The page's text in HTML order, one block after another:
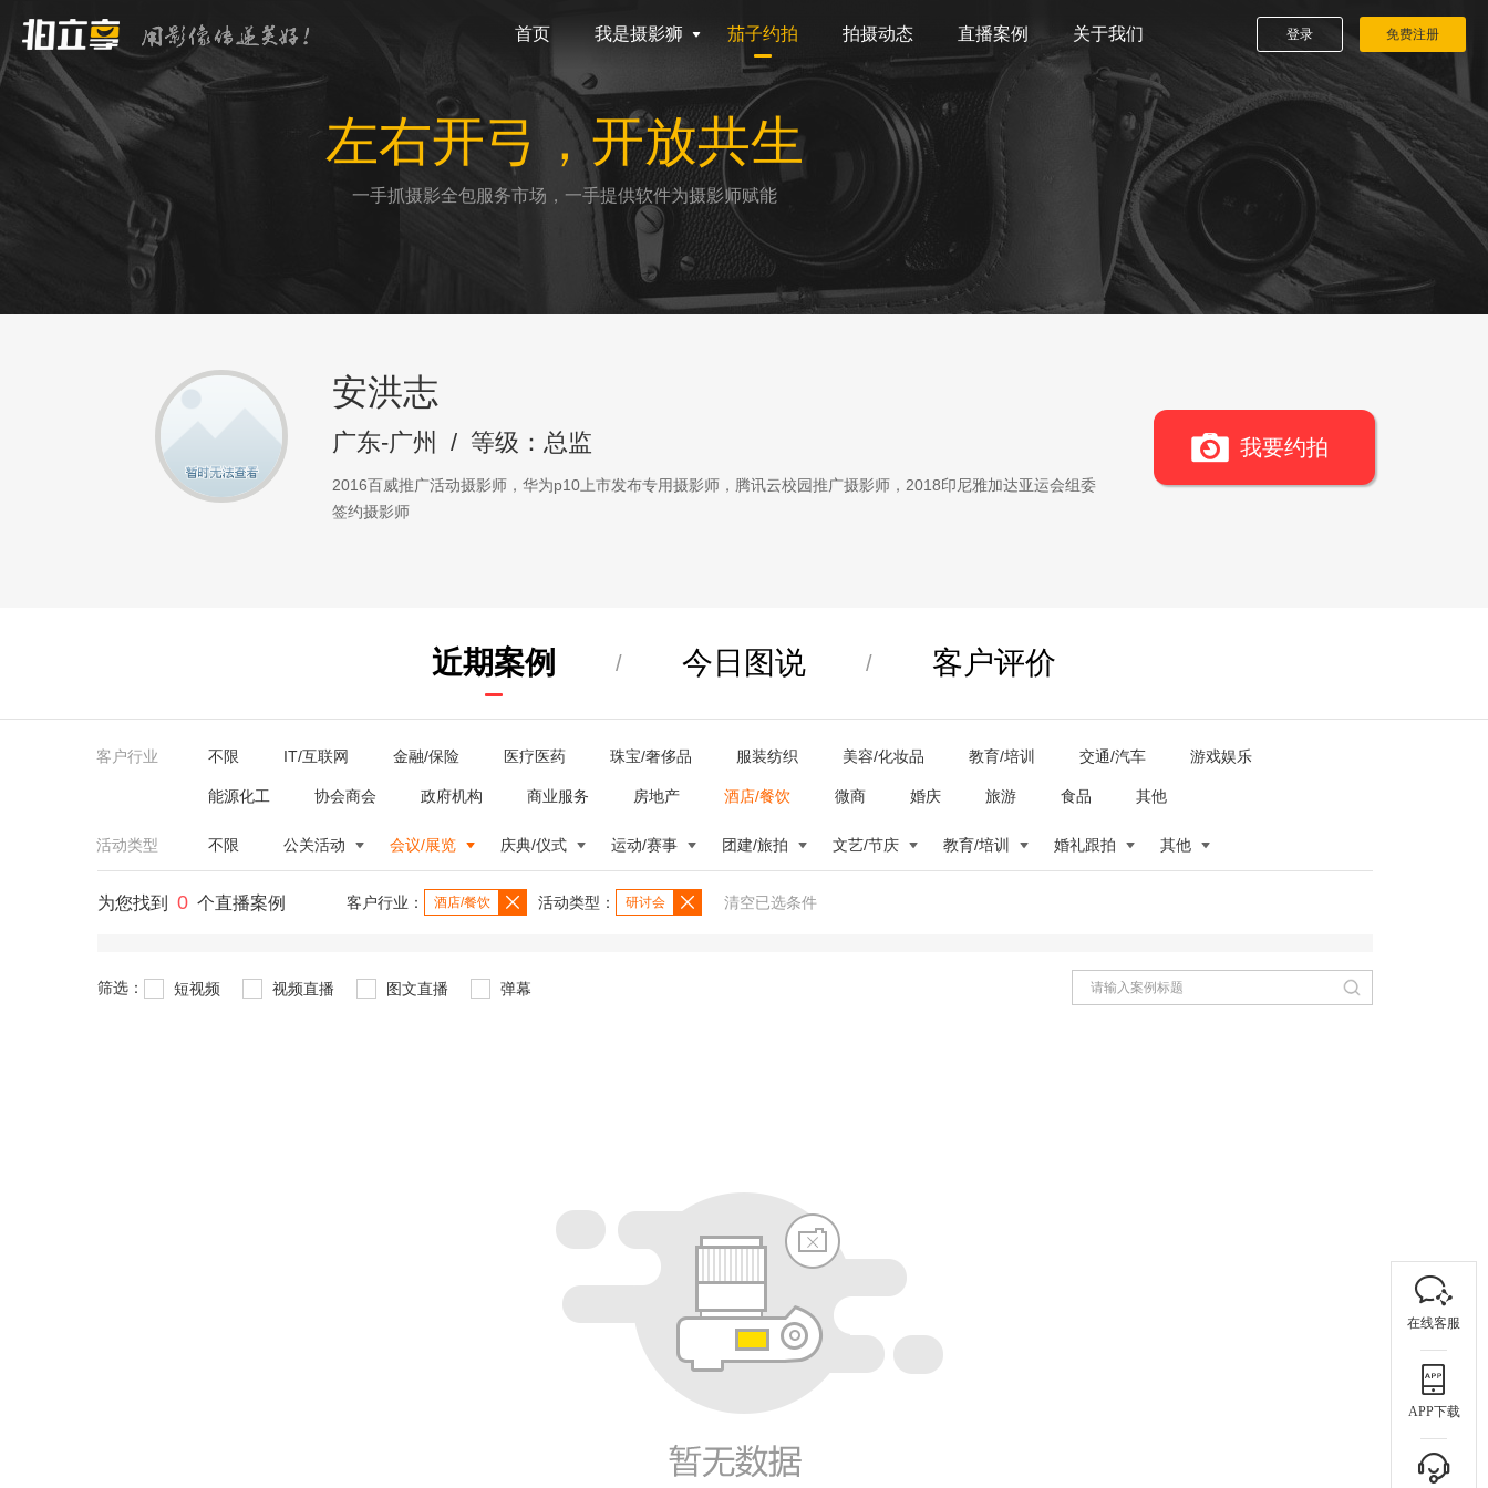
首页 我是摄影狮 茄子约拍 拍摄动态 直播案例 关于我们 登录 免费注册
左右开弓，开放共生
一手抓摄影全包服务市场，一手提供软件为摄影师赋能
安洪志
广东-广州 / 等级：总监
2016百威推广活动摄影师，华为p10上市发布专用摄影师，腾讯云校园推广摄影师，2018印尼雅加达亚运会组委
签约摄影师
我要约拍
近期案例 / 今日图说 / 客户评价
客户行业 不限 IT/互联网 金融/保险 医疗医药 珠宝/奢侈品 服装纺织 美容/化妆品 教育/培训 交通/汽车 游戏娱乐
能源化工 协会商会 政府机构 商业服务 房地产 酒店/餐饮 微商 婚庆 旅游 食品 其他
活动类型 不限 公关活动 会议/展览 庆典/仪式 运动/赛事 团建/旅拍 文艺/节庆 教育/培训 婚礼跟拍 其他
为您找到 0 个直播案例 客户行业： 酒店/餐饮 活动类型： 研讨会 清空已选条件
筛选： 短视频 视频直播 图文直播 弹幕
在线客服
APP下载